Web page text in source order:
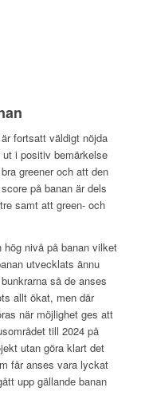
fortsatt väldigt nöjda
i positiv bemärkelse
greener och att den
på banan är dels
samt att green- och
nivå på banan vilket
utvecklats ännu
så de anses
allt ökat, men där
när möjlighet ges att
till 2024 på
utan göra klart det
får anses vara lyckat
upp gällande banan